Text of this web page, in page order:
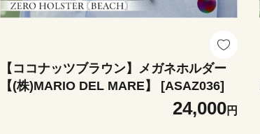
【ココナッツブラウン】メガネホルダー
【(株)MARIO DEL MARE】 [ASAZ036]
24,000円